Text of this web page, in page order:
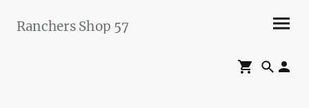
Ranchers Shop 57